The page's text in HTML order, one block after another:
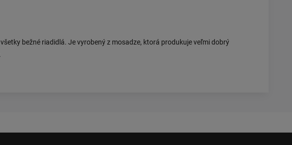
bežné riadidlá. Je vyrobený z mosadze, ktorá produkuje veľmi dobrý